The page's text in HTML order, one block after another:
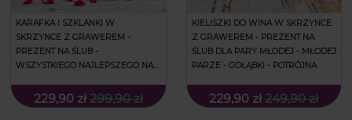
KARAFKA I SZKLANKI W
SKRZYNCE Z GRAWEREM -
PREZENT NA ŚLUB -
WSZYSTKIEGO NAJLEPSZEGO NA
229,90 zł 299,90 zł
KIELISZKI DO WINA W SKRZYNCE
Z GRAWEREM - PREZENT NA
ŚLUB DLA PARY MŁODEJ - MŁODEJ
PARZE - GOŁĄBKI - POTRÓJNA
229,90 zł 249,90 zł